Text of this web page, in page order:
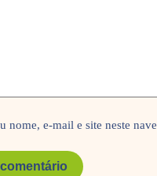
nome, e-mail e site neste